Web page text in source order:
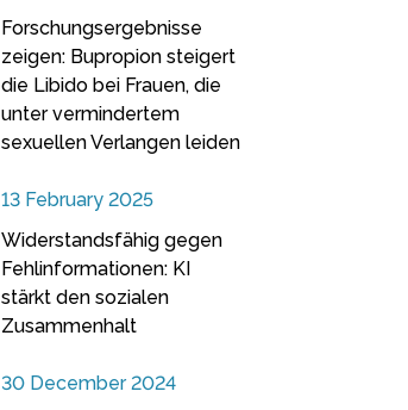
Forschungsergebnisse
zeigen: Bupropion steigert
die Libido bei Frauen, die
unter vermindertem
sexuellen Verlangen leiden
13 February 2025
Widerstandsfähig gegen
Fehlinformationen: KI
stärkt den sozialen
Zusammenhalt
30 December 2024